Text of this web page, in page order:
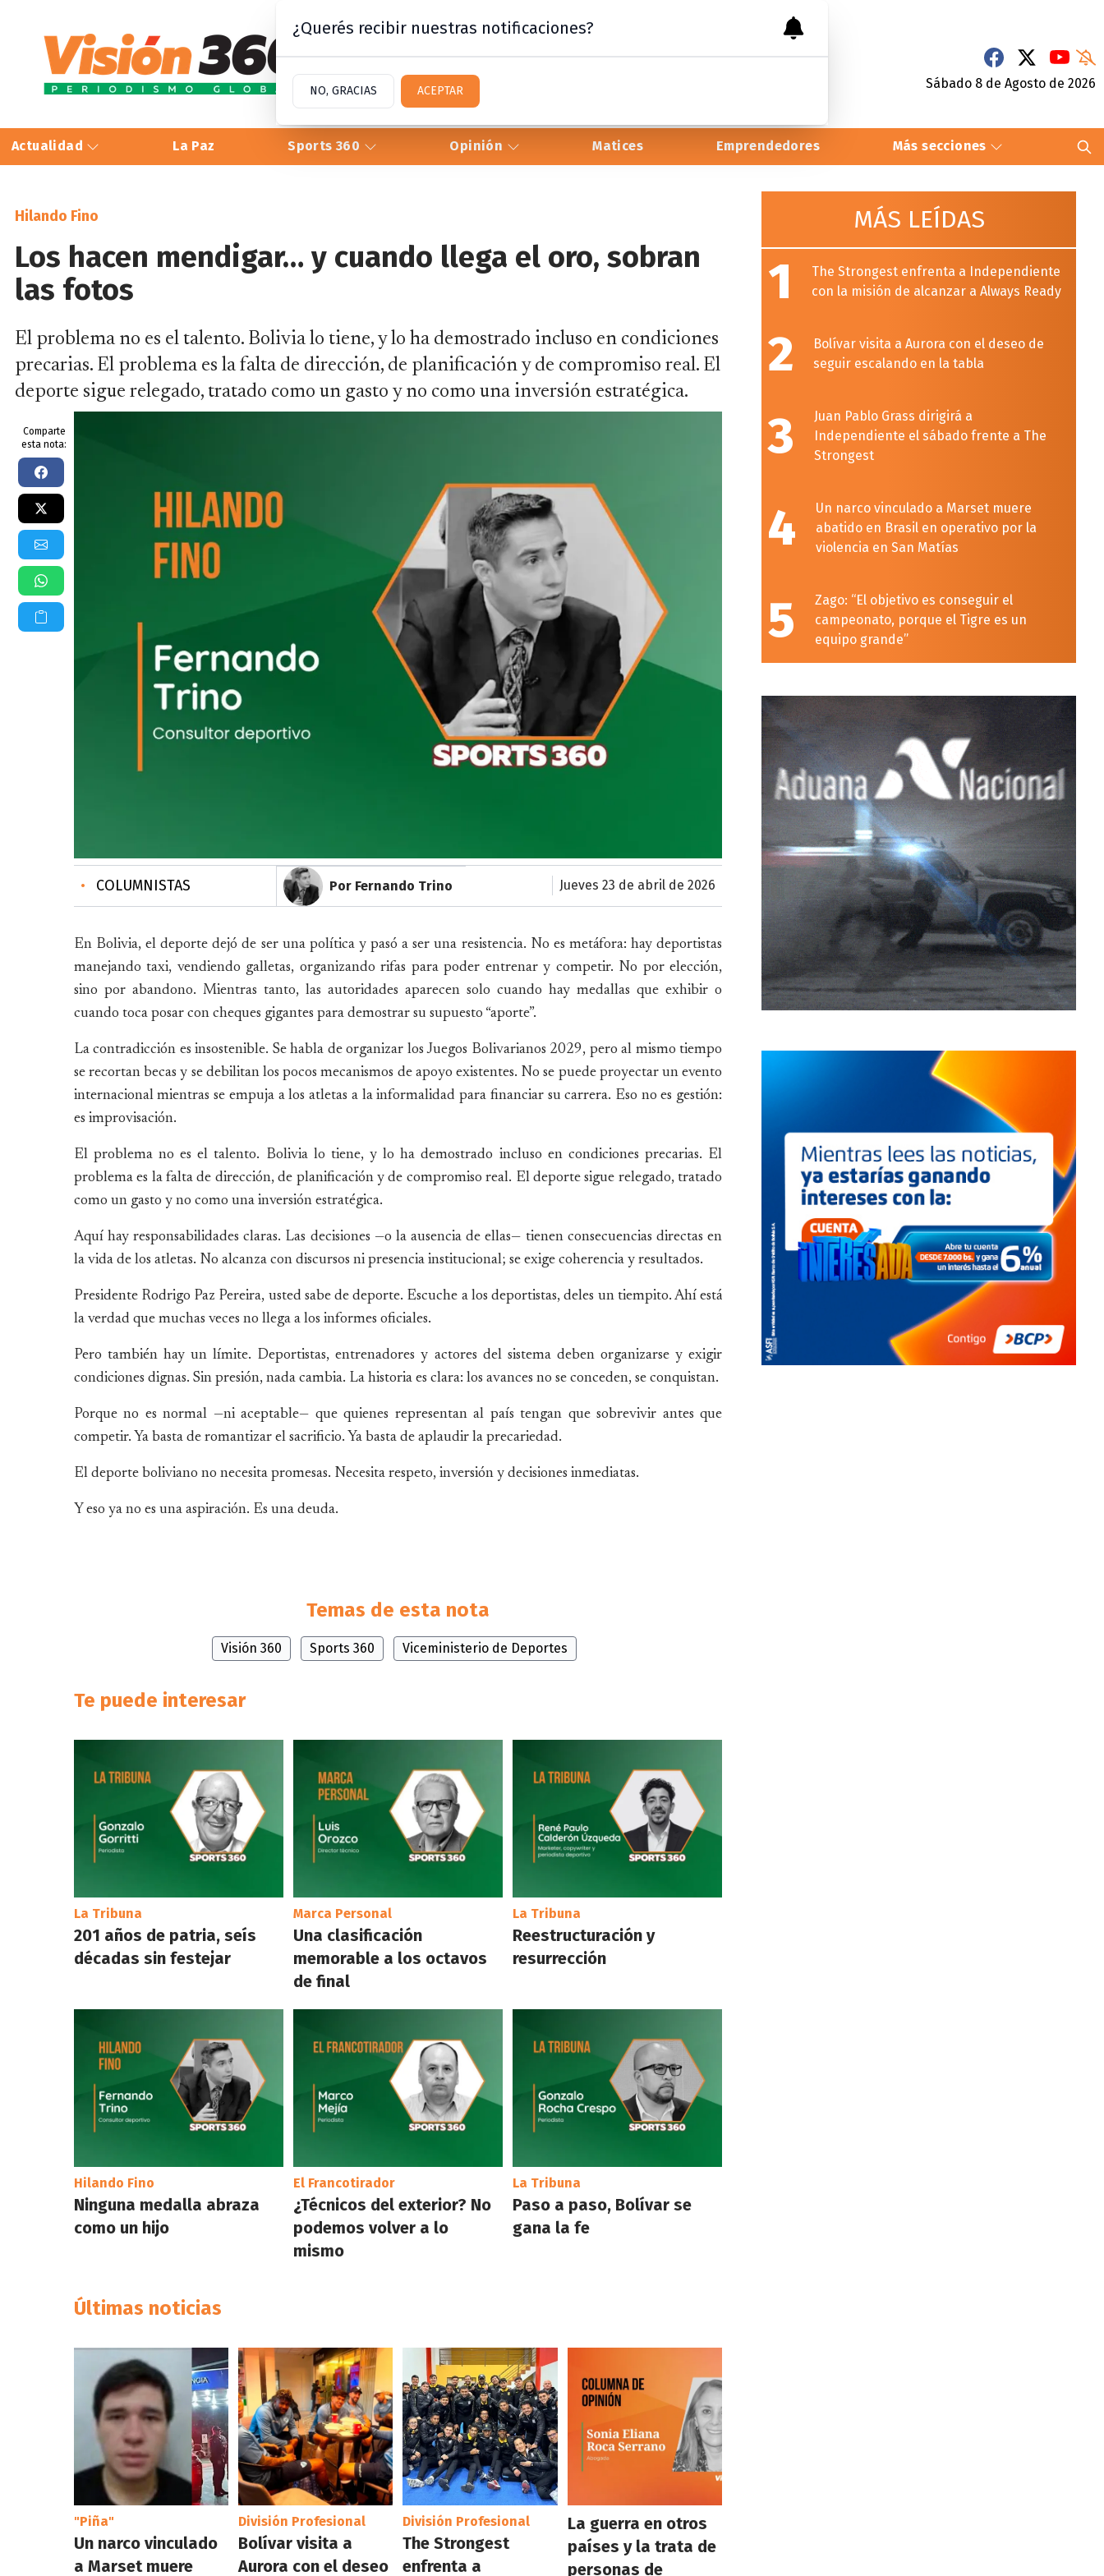
Sábado 8 de Agosto de 2026
Actualidad La Paz Sports 360 Opinión Matices Emprendedores Más secciones
Hilando Fino
Los hacen mendigar… y cuando llega el oro, sobran
las fotos
El problema no es el talento. Bolivia lo tiene, y lo ha demostrado incluso en condiciones
precarias. El problema es la falta de dirección, de planificación y de compromiso real. El
deporte sigue relegado, tratado como un gasto y no como una inversión estratégica.
Comparte
esta nota:
• COLUMNISTAS Por Fernando Trino jueves 23 de abril de 2026
En Bolivia, el deporte dejó de ser una política y pasó a ser una resistencia. No es metáfora: hay deportistas
manejando taxi, vendiendo galletas, organizando rifas para poder entrenar y competir. No por elección,
sino por abandono. Mientras tanto, las autoridades aparecen solo cuando hay medallas que exhibir o
cuando toca posar con cheques gigantes para demostrar su supuesto “aporte”.
La contradicción es insostenible. Se habla de organizar los Juegos Bolivarianos 2029, pero al mismo tiempo
se recortan becas y se debilitan los pocos mecanismos de apoyo existentes. No se puede proyectar un evento
internacional mientras se empuja a los atletas a la informalidad para financiar su carrera. Eso no es gestión:
es improvisación.
El problema no es el talento. Bolivia lo tiene, y lo ha demostrado incluso en condiciones precarias. El
problema es la falta de dirección, de planificación y de compromiso real. El deporte sigue relegado, tratado
como un gasto y no como una inversión estratégica.
Aquí hay responsabilidades claras. Las decisiones —o la ausencia de ellas— tienen consecuencias directas en
la vida de los atletas. No alcanza con discursos ni presencia institucional; se exige coherencia y resultados.
Presidente Rodrigo Paz Pereira, usted sabe de deporte. Escuche a los deportistas, deles un tiempito. Ahí está
la verdad que muchas veces no llega a los informes oficiales.
Pero también hay un límite. Deportistas, entrenadores y actores del sistema deben organizarse y exigir
condiciones dignas. Sin presión, nada cambia. La historia es clara: los avances no se conceden, se conquistan.
Porque no es normal —ni aceptable— que quienes representan al país tengan que sobrevivir antes que
competir. Ya basta de romantizar el sacrificio. Ya basta de aplaudir la precariedad.
El deporte boliviano no necesita promesas. Necesita respeto, inversión y decisiones inmediatas.
Y eso ya no es una aspiración. Es una deuda.
Temas de esta nota
Visión 360 Sports 360 Viceministerio de Deportes
Te puede interesar
La Tribuna
201 años de patria, seís
décadas sin festejar
Marca Personal
Una clasificación
memorable a los octavos
de final
La Tribuna
Reestructuración y
resurrección
Hilando Fino
Ninguna medalla abraza
como un hijo
El Francotirador
¿Técnicos del exterior? No
podemos volver a lo
mismo
La Tribuna
Paso a paso, Bolívar se
gana la fe
Últimas noticias
"Piña"
Un narco vinculado
a Marset muere
División Profesional
Bolívar visita a
Aurora con el deseo
División Profesional
The Strongest
enfrenta a
La guerra en otros
países y la trata de
personas de
MÁS LEÍDAS
1
The Strongest enfrenta a Independiente
con la misión de alcanzar a Always Ready
2
Bolívar visita a Aurora con el deseo de
seguir escalando en la tabla
3
Juan Pablo Grass dirigirá a
Independiente el sábado frente a The
Strongest
4
Un narco vinculado a Marset muere
abatido en Brasil en operativo por la
violencia en San Matías
5
Zago: “El objetivo es conseguir el
campeonato, porque el Tigre es un
equipo grande”
¿Querés recibir nuestras notificaciones?
NO, GRACIAS ACEPTAR